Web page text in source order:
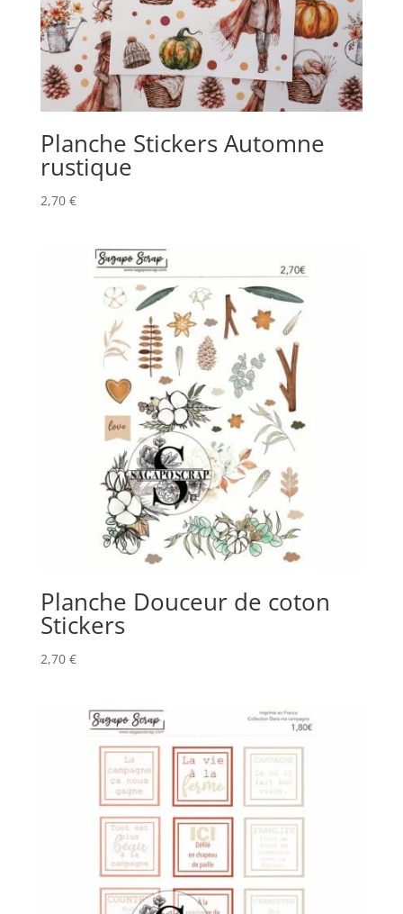
Planche Stickers Automne
rustique
2,70 €
Planche Douceur de coton
Stickers
2,70 €